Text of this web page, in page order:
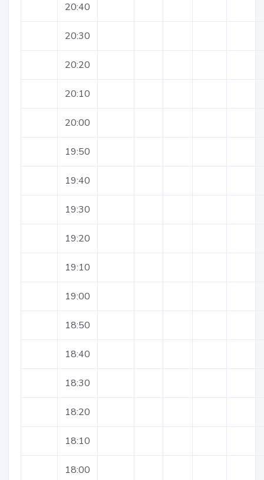
20:40
20:30
20:20
20:10
20:00
19:50
19:40
19:30
19:20
19:10
19:00
18:50
18:40
18:30
18:20
18:10
18:00